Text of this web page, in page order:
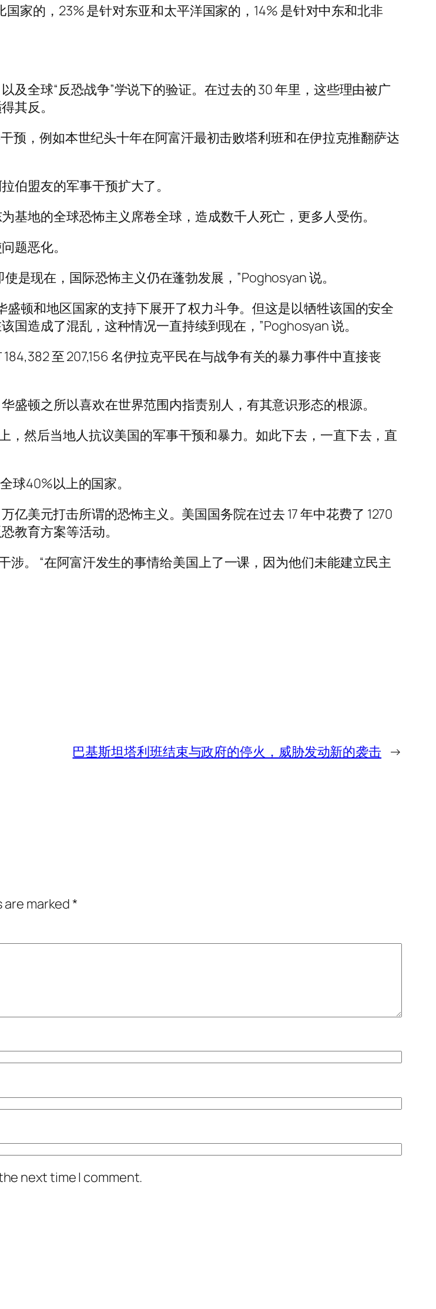
家的，23% 是针对东亚和太平洋国家的，14% 是针对中东和北非
全球“反恐战争”学说下的验证。在过去的 30 年里，这些理由被广
其反。
预，例如本世纪头十年在阿富汗最初击败塔利班和在伊拉克推翻萨达
伯盟友的军事干预扩大了。
地的全球恐怖主义席卷全球，造成数千人死亡，更多人受伤。
题恶化。
是现在，国际恐怖主义仍在蓬勃发展，”Poghosyan 说。
顿和地区国家的支持下展开了权力斗争。但这是以牺牲该国的安全
国造成了混乱，这种情况一直持续到现在，”Poghosyan 说。
至 207,156 名伊拉克平民在与战争有关的暴力事件中直接丧
顿之所以喜欢在世界范围内指责别人，有其意识形态的根源。
，然后当地人抗议美国的军事干预和暴力。如此下去，一直下去，直
球40%以上的国家。
亿美元打击所谓的恐怖主义。美国国务院在过去 17 年中花费了 1270
教育方案等活动。
。 “在阿富汗发生的事情给美国上了一课，因为他们未能建立民主
巴基斯坦塔利班结束与政府的停火，威胁发动新的袭击 →
are marked*
next time I comment.